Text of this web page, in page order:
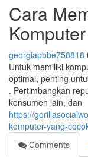
Cara
georgiapbbe758818
Untuk memiliki
optimal, penting
. Pertimbangkan
konsumen lain, dan
https://
komputer-yang-
Comments